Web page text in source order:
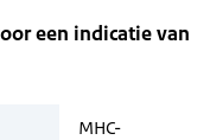
een indicatie van
MHC-